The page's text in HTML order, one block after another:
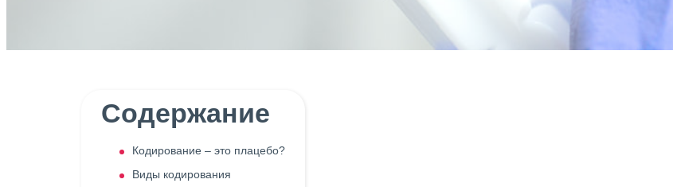
Содержание
Кодирование – это плацебо?
Виды кодирования